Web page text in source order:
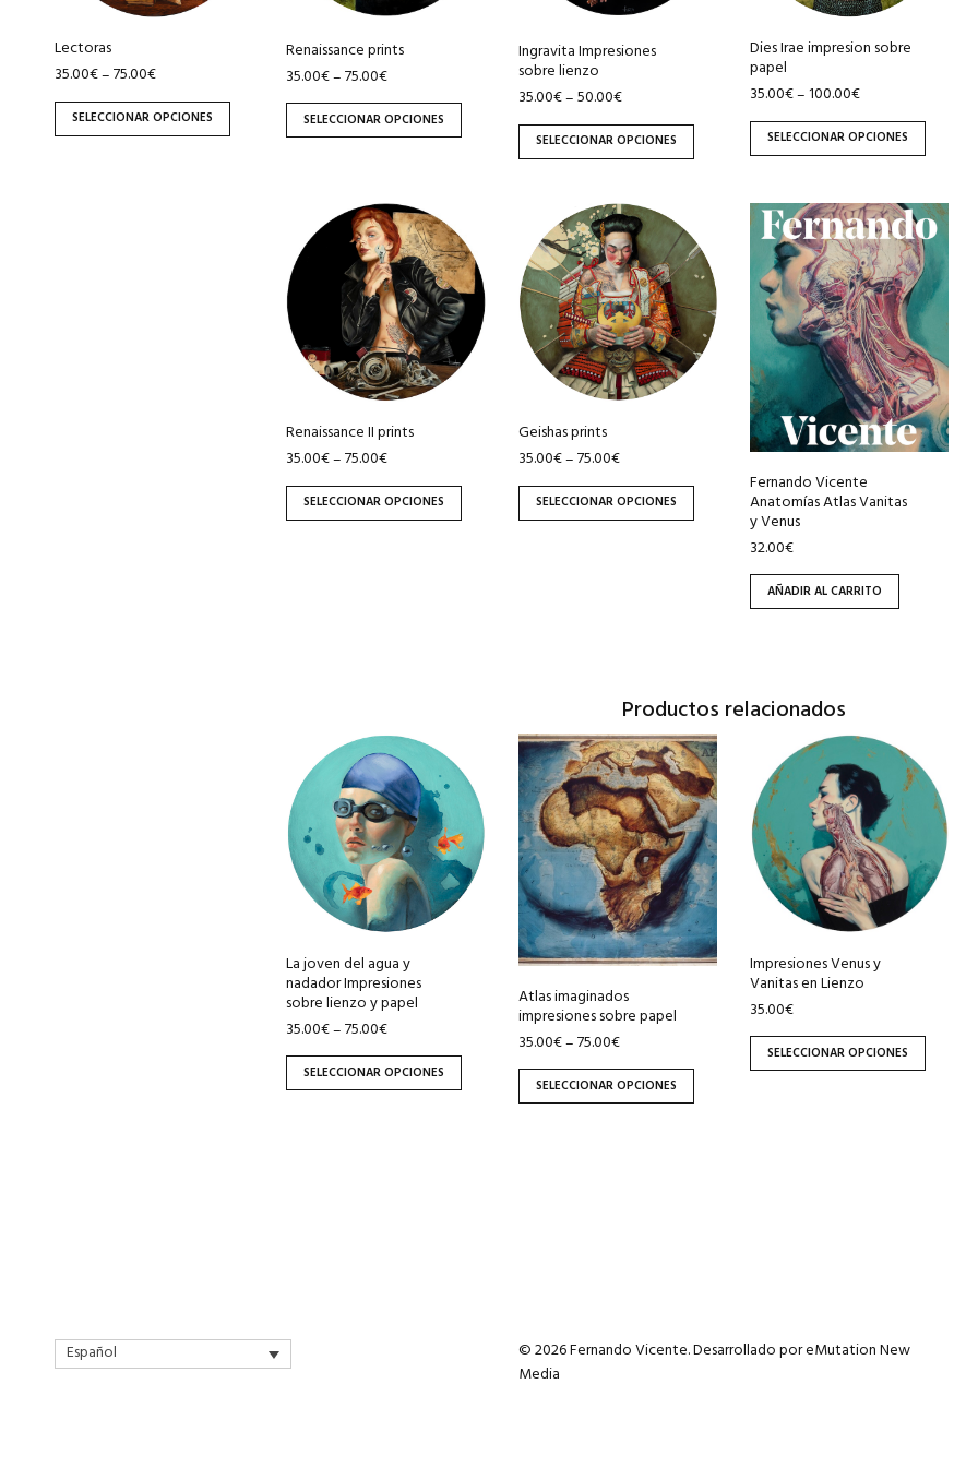
Lectoras
35.00€–75.00€
SELECCIONAR OPCIONES
pueden
elegir
en
la
Renaissance prints
35.00€–75.00€
SELECCIONAR OPCIONES
pueden
elegir
en
la
producto
Ingravita Impresiones
sobre lienzo
35.00€–50.00€
SELECCIONAR OPCIONES
pueden
elegir
en
la
página
producto
Dies Irae impresion sobre
papel
35.00€–100.00€
SELECCIONAR OPCIONES
pueden
elegir
en
la
página
producto
Renaissance II prints
35.00€–75.00€
SELECCIONAR OPCIONES
producto
tiene
múltiples
variantes.
Las
opciones
pueden
elegir
en
la
Geishas prints
35.00€–75.00€
SELECCIONAR OPCIONES
producto
tiene
múltiples
variantes.
Las
opciones
pueden
elegir
en
la
Fernando Vicente
Anatomías Atlas Vanitas
y Venus
32.00€
AÑADIR AL CARRITO
Productos relacionados
La joven del agua y
nadador Impresiones
sobre lienzo y papel
35.00€–75.00€
SELECCIONAR OPCIONES
producto
tiene
múltiples
variantes.
Las
opciones
pueden
elegir
en
página
Atlas imaginados
impresiones sobre papel
35.00€–75.00€
SELECCIONAR OPCIONES
Este
producto
tiene
múltiples
variantes.
Las
opciones
se
pueden
elegir
en
la
página
de
Impresiones Venus y
Vanitas en Lienzo
35.00€
SELECCIONAR OPCIONES
producto
tiene
múltiples
variantes.
Las
opciones
pueden
elegir
en
la
página
Español © 2026 Fernando Vicente. Desarrollado poreMutation New
Media